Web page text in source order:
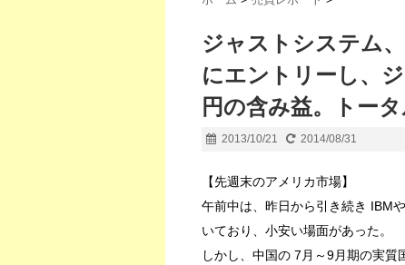
ジャストシステム
にエントリーし、
円の含み益。トー
2013/10/21 2014/08/31
【先週末のアメリカ市場】
午前中は、昨日から引き続き IBM
いており、小安い場面があった。
しかし、中国の 7月～9月期の実